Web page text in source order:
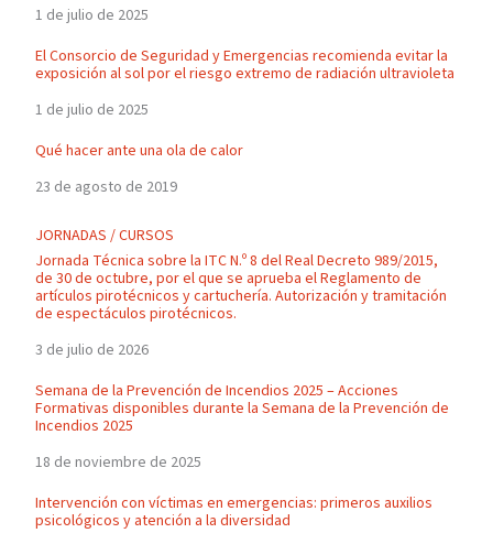
1 de julio de 2025
El Consorcio de Seguridad y Emergencias recomienda evitar la
exposición al sol por el riesgo extremo de radiación ultravioleta
1 de julio de 2025
Qué hacer ante una ola de calor
23 de agosto de 2019
JORNADAS / CURSOS
Jornada Técnica sobre la ITC N.º 8 del Real Decreto 989/2015,
de 30 de octubre, por el que se aprueba el Reglamento de
artículos pirotécnicos y cartuchería. Autorización y tramitación
de espectáculos pirotécnicos.
3 de julio de 2026
Semana de la Prevención de Incendios 2025 – Acciones
Formativas disponibles durante la Semana de la Prevención de
Incendios 2025
18 de noviembre de 2025
Intervención con víctimas en emergencias: primeros auxilios
psicológicos y atención a la diversidad